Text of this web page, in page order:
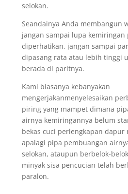
selokan.
Seandainya Anda membangun
jangan sampai lupa kemiringan
diperhatikan, jangan sampai
dipasang rata atau lebih tinggi
berada di paritnya.
Kami biasanya kebanyakan
mengerjakanmenyelesaikan
piring yang mampet dimana
airnya kemiringannya belum
bekas cuci perlengkapan
apalagi pipa pembuangan
selokan, ataupun berbelok-
minyak sisa pencucian telah
paralon.